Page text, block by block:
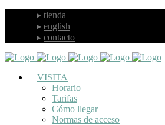
tienda
english
contacto
VISITA
Horario
Tarifas
Cómo llegar
Normas de acceso